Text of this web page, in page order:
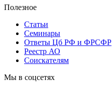
Полезное
Статьи
Cеминары
Ответы Цб РФ и ФРСФР
Реестр АО
Соискателям
Мы в соцсетях